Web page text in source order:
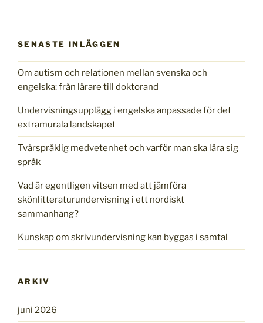
SENASTE INLÄGGEN
Om autism och relationen mellan svenska och
engelska: från lärare till doktorand
Undervisningsupplägg i engelska anpassade för det
extramurala landskapet
Tvärspråklig medvetenhet och varför man ska lära sig
språk
Vad är egentligen vitsen med att jämföra
skönlitteraturundervisning i ett nordiskt
sammanhang?
Kunskap om skrivundervisning kan byggas i samtal
ARKIV
juni 2026